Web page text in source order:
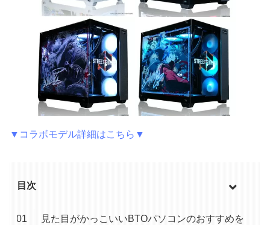
▼コラボモデル詳細はこちら▼
目次
見た目がかっこいいBTOパソコンのおすすめを